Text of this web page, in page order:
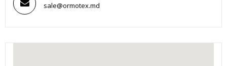
sale@ormotex.md